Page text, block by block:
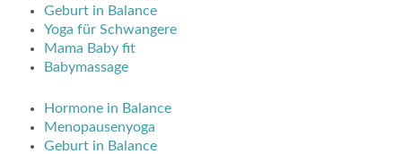
Geburt in Balance
Yoga für Schwangere
Mama Baby fit
Babymassage
Hormone in Balance
Menopausenyoga
Geburt in Balance